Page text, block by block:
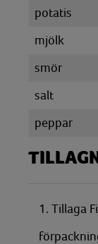
potatis
mjölk
smör
salt
peppar
1. Tillaga